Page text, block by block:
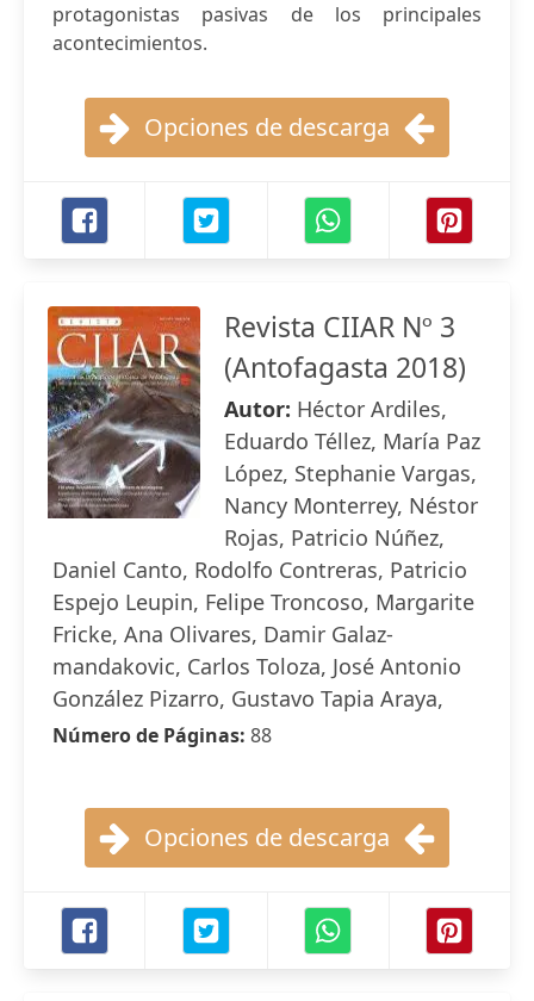
protagonistas pasivas de los principales
acontecimientos.
Opciones de descarga
Revista CIIAR Nº 3
(Antofagasta 2018)
Autor: Héctor Ardiles,
Eduardo Téllez, María Paz
López, Stephanie Vargas,
Nancy Monterrey, Néstor
Rojas, Patricio Núñez,
Daniel Canto, Rodolfo Contreras, Patricio
Espejo Leupin, Felipe Troncoso, Margarite
Fricke, Ana Olivares, Damir Galaz-
mandakovic, Carlos Toloza, José Antonio
González Pizarro, Gustavo Tapia Araya,
Número de Páginas: 88
Opciones de descarga